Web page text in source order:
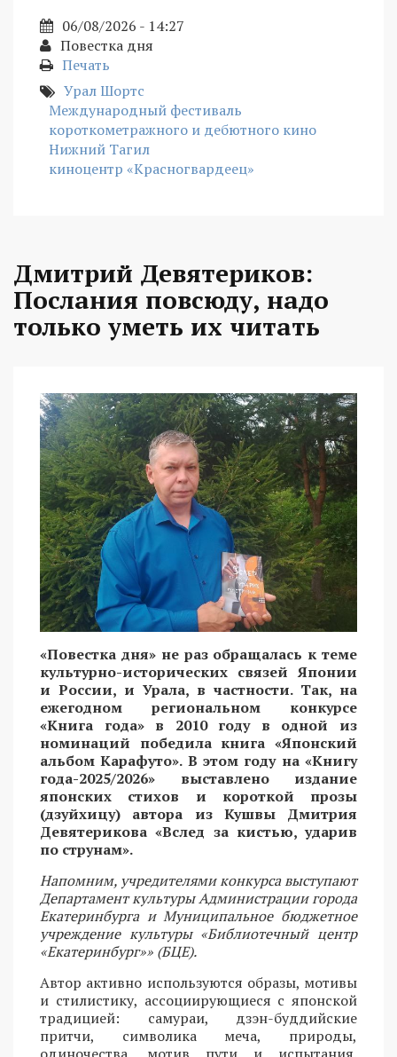
06/08/2026 - 14:27
Повестка дня
Печать
Урал Шортс
Международный фестиваль
короткометражного и дебютного кино
Нижний Тагил
киноцентр «Красногвардеец»
Дмитрий Девятериков:
Послания повсюду, надо
только уметь их читать
«Повестка дня» не раз обращалась к теме
культурно-исторических связей Японии
и России, и Урала, в частности. Так, на
ежегодном региональном конкурсе
«Книга года» в 2010 году в одной из
номинаций победила книга «Японский
альбом Карафуто». В этом году на «Книгу
года-2025/2026» выставлено издание
японских стихов и короткой прозы
(дзуйхицу) автора из Кушвы Дмитрия
Девятерикова «Вслед за кистью, ударив
по струнам».
Напомним, учредителями конкурса выступают
Департамент культуры Администрации города
Екатеринбурга и Муниципальное бюджетное
учреждение культуры «Библиотечный центр
«Екатеринбург»» (БЦЕ).
Автор активно используются образы, мотивы
и стилистику, ассоциирующиеся с японской
традицией: самураи, дзэн-буддийские
притчи, символика меча, природы,